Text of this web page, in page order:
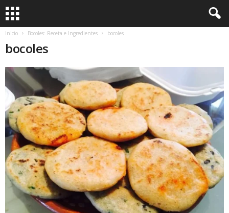
Inicio Bocoles: Receta e Ingredientes bocoles
bocoles